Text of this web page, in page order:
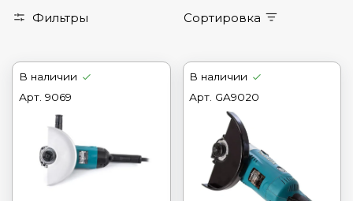
Фильтры Сортировка
В наличии
Арт. 9069
В наличии
Арт. GA9020